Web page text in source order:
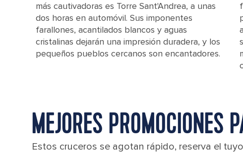
más cautivadoras es Torre Sant'Andrea, a unas
dos horas en automóvil. Sus imponentes
farallones, acantilados blancos y aguas
cristalinas dejarán una impresión duradera, y los
pequeños pueblos cercanos son encantadores.
MEJORES PROMOCIONES
Estos cruceros se agotan rápido, reserva el